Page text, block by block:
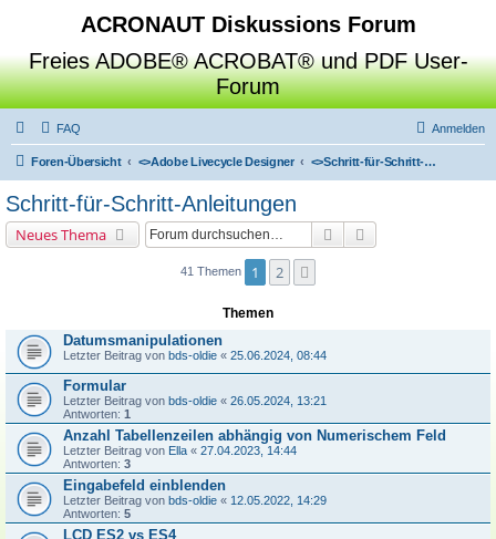
ACRONAUT Diskussions Forum
Freies ADOBE® ACROBAT® und PDF User-
Forum
FAQ Anmelden
Foren-Übersicht <>Adobe Livecycle Designer <>Schritt-für-Schritt-Anleitungen
Schritt-für-Schritt-Anleitungen
Neues Thema Suche
41 Themen 1 2
Themen
Datumsmanipulationen
Letzter Beitrag von bds-oldie « 25.06.2024, 08:44
Formular
Letzter Beitrag von bds-oldie « 26.05.2024, 13:21
Antworten: 1
Anzahl Tabellenzeilen abhängig von Numerischem Feld
Letzter Beitrag von Ella « 27.04.2023, 14:44
Antworten: 3
Eingabefeld einblenden
Letzter Beitrag von bds-oldie « 12.05.2022, 14:29
Antworten: 5
LCD ES2 vs ES4